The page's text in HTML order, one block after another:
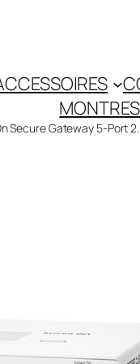
Secure Gateway 5-Port